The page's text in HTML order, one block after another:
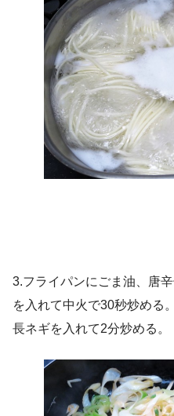
3.フライパンにごま油、唐
を入れて中火で30秒炒める
長ネギを入れて2分炒める。